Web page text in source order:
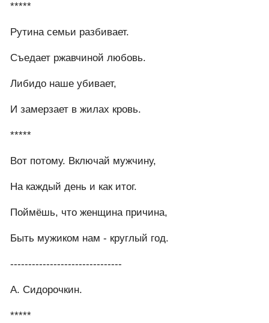
*****
Рутина семьи разбивает.
Съедает ржавчиной любовь.
Либидо наше убивает,
И замерзает в жилах кровь.
*****
Вот потому. Включай мужчину,
На каждый день и как итог.
Поймёшь, что женщина причина,
Быть мужиком нам - круглый год.
-------------------------------
А. Сидорочкин.
*****